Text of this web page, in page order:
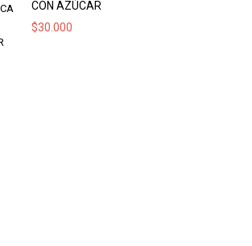
CON AZÚCAR
$30.000